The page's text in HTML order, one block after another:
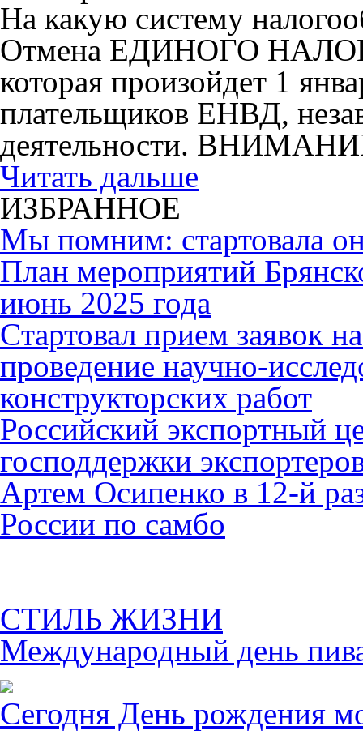
На какую систему
Отмена ЕДИНОГО
которая произойдет 1
плательщиков ЕНВД,
деятельности.
Читать дальше
ИЗБРАННОЕ
Мы помним: стартовала
План мероприятий
июнь 2025 года
Cтартовал прием заявок
проведение научно-
конструкторских работ
Российский экспортный
господдержки
Артем Осипенко в 12-й
России по самбо
СТИЛЬ ЖИЗНИ
Международный день
Сегодня День рождения